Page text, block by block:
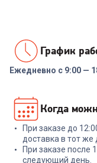
Реле напряжения
SRW-16A 3кВА
+ 47 бонусов
1 599₽
График
Ежедневно с 9:00 —
Когда
При заказе до
доставка в тот же
При заказе после
следующий день.